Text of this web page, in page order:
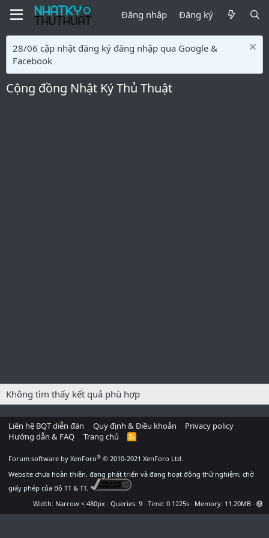
Đăng nhập Đăng ký
28/06 cập nhật đăng ký đăng nhập qua Google &
Facebook
Cộng đồng Nhật Ký Thủ Thuật
Không tìm thấy kết quả phù hợp
Liên hệ BQT diễn đàn Quy định & Điều khoản
Privacy policy
Hướng dẫn & FAQ
Trang chủ
R
Forum software by XenForo® © 2010-2021 XenForo Ltd.
Website chưa hoàn thiện, đang phát triển và đang hoạt động thử nghiệm, chờ
giấy phép của Bộ TT & TT.
Width
Queries 9 Time 0.1225s Memory 11.20MB